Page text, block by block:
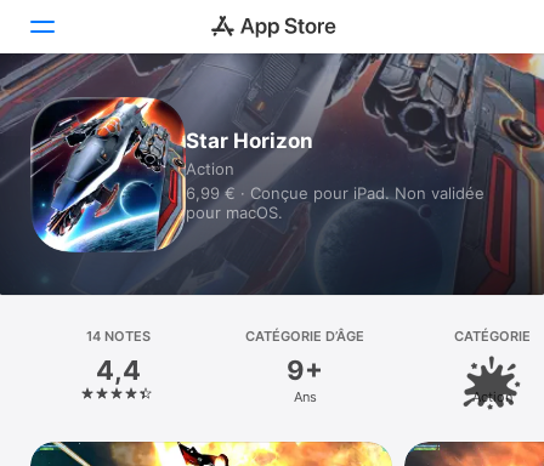
Aujourd’hui
Jeux
Apps
Plateforme
iPhone
iPad
Star Horizon
Action
6,99 € · Conçue pour iPad. Non validée
pour macOS.
14 NOTES
4,4
CATÉGORIE D’ÂGE
9+
Ans
CATÉGORIE
Action